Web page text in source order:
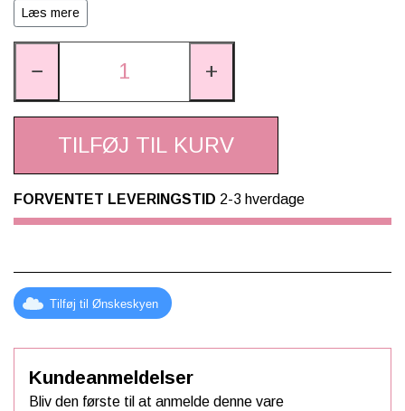
💖 Hvorfor vælge Hugo:
Superblød bamsehest
Flotte detaljer og livagtigt udtryk
Mål 41 x 14 x 45 cm
ideel som fødselsdagsgave, julegave eller bare som en ny
Læs mere
− +
TILFØJ TIL KURV
FORVENTET LEVERINGSTID 2-3 hverdage
Tilføj til Ønskeskyen
Kundeanmeldelser
Bliv den første til at anmelde denne vare